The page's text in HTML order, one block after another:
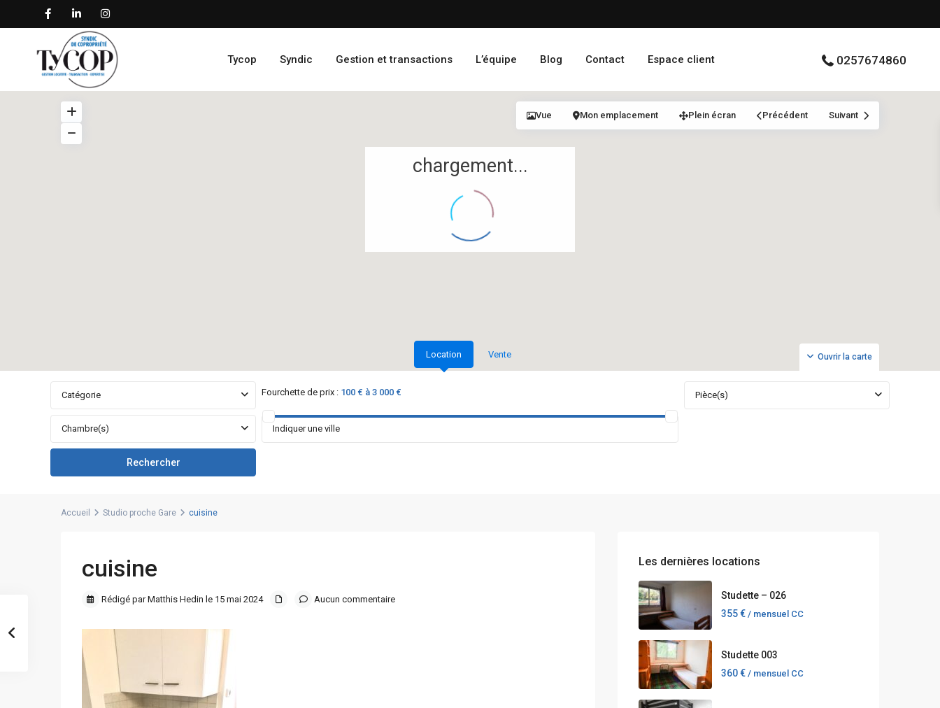
Tycop Syndic Gestion et transactions L’équipe Blog Contact Espace client 0257674860
chargement...
Ouvrir la carte
Vue Mon emplacement Plein écran Précédent Suivant
Location Vente
Catégorie Fourchette de prix : 100 € à 3 000 € Pièce(s)
Chambre(s)
Accueil Studio proche Gare cuisine
cuisine
Rédigé par Matthis Hedin le 15 mai 2024 Aucun commentaire
Les dernières locations
Studette – 026
355 € / mensuel CC
Studette 003
360 € / mensuel CC